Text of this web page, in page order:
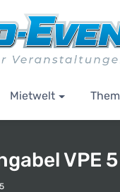
Mietwelt
VPE 5